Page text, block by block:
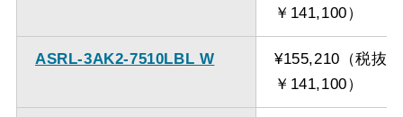
￥141,100）
ASRL-3AK2-7510LBL W
¥155,210（税抜
￥141,100）